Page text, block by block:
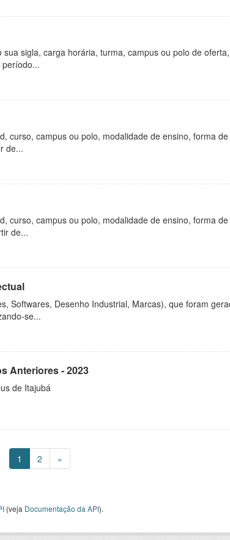
sigla, carga horária, turma, campus ou polo de
curso, campus ou polo, modalidade de ensino, forma
de...
curso, campus ou polo, modalidade de ensino, forma
de...
Softwares, Desenho Industrial, Marcas), que foram
se...
Anteriores - 2023
de Itajubá
1 2 »
(veja Documentação da API).